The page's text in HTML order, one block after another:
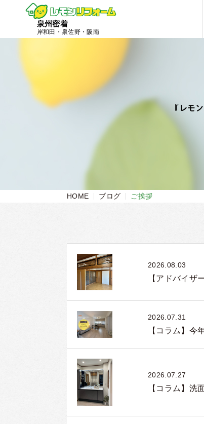
泉州密着
岸和田・泉佐野・阪南
『レモ
HOME ブログ ご挨拶
2026.08.03
【アドバイザ
2026.07.31
【コラム】今
2026.07.27
【コラム】洗